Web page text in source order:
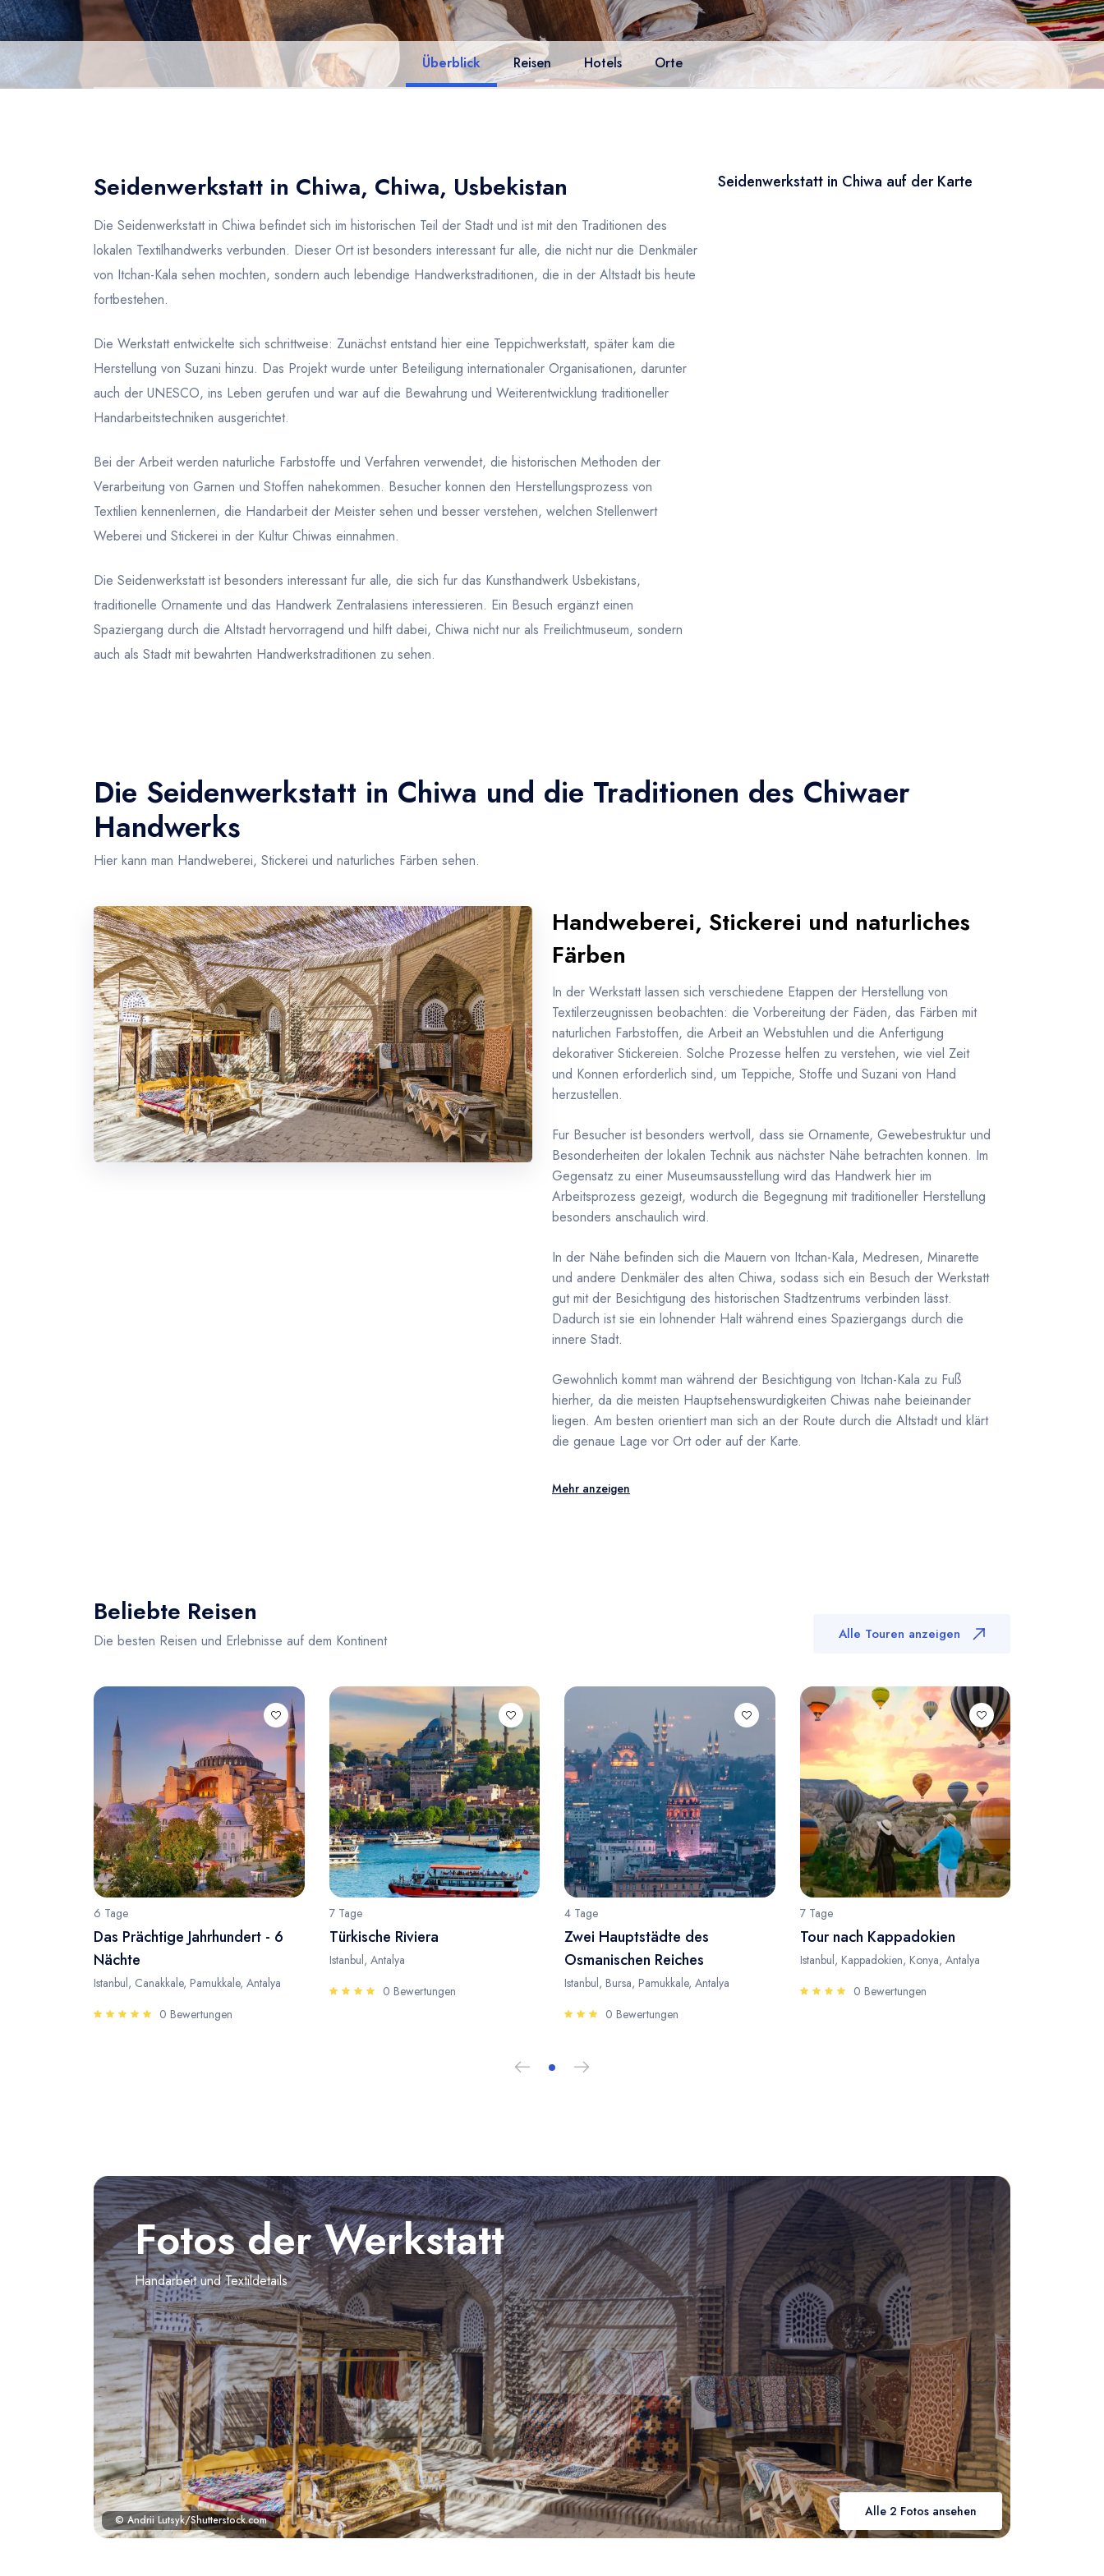
Überblick Reisen Hotels Orte
Seidenwerkstatt in Chiwa, Chiwa, Usbekistan
Die Seidenwerkstatt in Chiwa befindet sich im historischen Teil der Stadt und ist mit den Traditionen des
lokalen Textilhandwerks verbunden. Dieser Ort ist besonders interessant fur alle, die nicht nur die Denkmäler
von Itchan-Kala sehen mochten, sondern auch lebendige Handwerkstraditionen, die in der Altstadt bis heute
fortbestehen.
Die Werkstatt entwickelte sich schrittweise: Zunächst entstand hier eine Teppichwerkstatt, später kam die
Herstellung von Suzani hinzu. Das Projekt wurde unter Beteiligung internationaler Organisationen, darunter
auch der UNESCO, ins Leben gerufen und war auf die Bewahrung und Weiterentwicklung traditioneller
Handarbeitstechniken ausgerichtet.
Bei der Arbeit werden naturliche Farbstoffe und Verfahren verwendet, die historischen Methoden der
Verarbeitung von Garnen und Stoffen nahekommen. Besucher konnen den Herstellungsprozess von
Textilien kennenlernen, die Handarbeit der Meister sehen und besser verstehen, welchen Stellenwert
Weberei und Stickerei in der Kultur Chiwas einnahmen.
Die Seidenwerkstatt ist besonders interessant fur alle, die sich fur das Kunsthandwerk Usbekistans,
traditionelle Ornamente und das Handwerk Zentralasiens interessieren. Ein Besuch ergänzt einen
Spaziergang durch die Altstadt hervorragend und hilft dabei, Chiwa nicht nur als Freilichtmuseum, sondern
auch als Stadt mit bewahrten Handwerkstraditionen zu sehen.
Seidenwerkstatt in Chiwa auf der Karte
Die Seidenwerkstatt in Chiwa und die Traditionen des Chiwaer
Handwerks
Hier kann man Handweberei, Stickerei und naturliches Färben sehen.
Handweberei, Stickerei und naturliches
Färben
In der Werkstatt lassen sich verschiedene Etappen der Herstellung von
Textilerzeugnissen beobachten: die Vorbereitung der Fäden, das Färben mit
naturlichen Farbstoffen, die Arbeit an Webstuhlen und die Anfertigung
dekorativer Stickereien. Solche Prozesse helfen zu verstehen, wie viel Zeit
und Konnen erforderlich sind, um Teppiche, Stoffe und Suzani von Hand
herzustellen.
Fur Besucher ist besonders wertvoll, dass sie Ornamente, Gewebestruktur und
Besonderheiten der lokalen Technik aus nächster Nähe betrachten konnen. Im
Gegensatz zu einer Museumsausstellung wird das Handwerk hier im
Arbeitsprozess gezeigt, wodurch die Begegnung mit traditioneller Herstellung
besonders anschaulich wird.
In der Nähe befinden sich die Mauern von Itchan-Kala, Medresen, Minarette
und andere Denkmäler des alten Chiwa, sodass sich ein Besuch der Werkstatt
gut mit der Besichtigung des historischen Stadtzentrums verbinden lässt.
Dadurch ist sie ein lohnender Halt während eines Spaziergangs durch die
innere Stadt.
Gewohnlich kommt man während der Besichtigung von Itchan-Kala zu Fuß
hierher, da die meisten Hauptsehenswurdigkeiten Chiwas nahe beieinander
liegen. Am besten orientiert man sich an der Route durch die Altstadt und klärt
die genaue Lage vor Ort oder auf der Karte.
Mehr anzeigen
Beliebte Reisen
Die besten Reisen und Erlebnisse auf dem Kontinent Alle Touren anzeigen
6 Tage
Das Prächtige Jahrhundert - 6
Nächte
Istanbul, Canakkale, Pamukkale, Antalya
0 Bewertungen
7 Tage
Türkische Riviera
Istanbul, Antalya
0 Bewertungen
4 Tage
Zwei Hauptstädte des
Osmanischen Reiches
Istanbul, Bursa, Pamukkale, Antalya
0 Bewertungen
7 Tage
Tour nach Kappadokien
Istanbul, Kappadokien, Konya, Antalya
0 Bewertungen
© Andrii Lutsyk/Shutterstock.com
Fotos der Werkstatt
Handarbeit und Textildetails
Alle 2 Fotos ansehen